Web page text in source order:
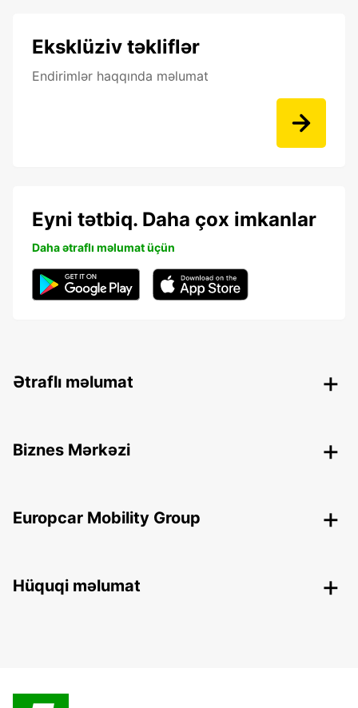
Eksklüziv təkliflər
Endirimlər haqqında məlumat
Eyni tətbiq. Daha çox imkanlar
Daha ətraflı məlumat üçün
Ətraflı məlumat
Biznes Mərkəzi
Europcar Mobility Group
Hüquqi məlumat